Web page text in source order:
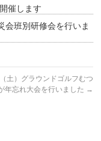
催します
会班別研修会を行いま
土）グラウンドゴルフむつ
年忘れ大会を行いました →